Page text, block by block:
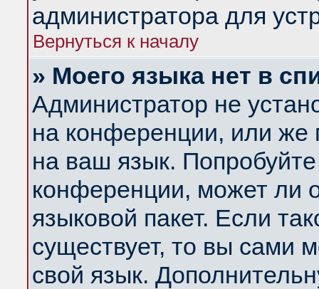
администратора для
Вернуться к началу
» Моего языка нет в
Администратор не
на конференции, или же
на ваш язык.
конференции, может ли
языковой пакет. Если
существует, то вы сами
свой язык.